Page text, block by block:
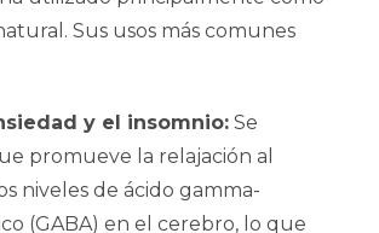
Sus usos más comunes
y el insomnio: Se
promueve la relajación al
niveles de ácido gamma-
(GABA) en el cerebro, lo que